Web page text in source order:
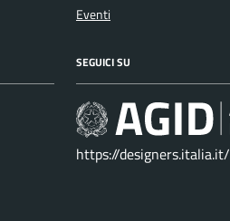
Eventi
SEGUICI SU
https://designers.italia.it/